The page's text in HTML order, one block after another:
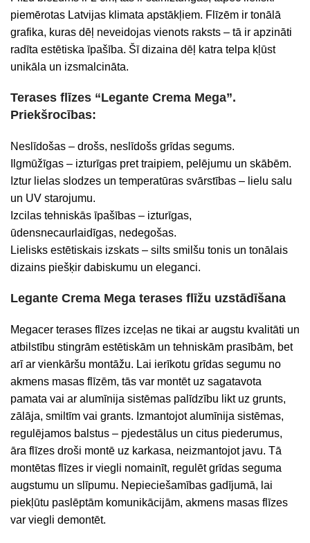
piemērotas Latvijas klimata apstākļiem. Flīzēm ir tonālā
grafika, kuras dēļ neveidojas vienots raksts – tā ir apzināti
radīta estētiska īpašība. Šī dizaina dēļ katra telpa kļūst
unikāla un izsmalcināta.
Terases flīzes “Legante Crema Mega”.
Priekšrocības:
Neslīdošas – drošs, neslīdošs grīdas segums.
Ilgmūžīgas – izturīgas pret traipiem, pelējumu un skābēm.
Iztur lielas slodzes un temperatūras svārstības – lielu salu
un UV starojumu.
Izcilas tehniskās īpašības – izturīgas,
ūdensnecaurlaidīgas, nedegošas.
Lielisks estētiskais izskats – silts smilšu tonis un tonālais
dizains piešķir dabiskumu un eleganci.
Legante Crema Mega terases flīžu uzstādīšana
Megacer terases flīzes izceļas ne tikai ar augstu kvalitāti un
atbilstību stingrām estētiskām un tehniskām prasībām, bet
arī ar vienkāršu montāžu. Lai ierīkotu grīdas segumu no
akmens masas flīzēm, tās var montēt uz sagatavota
pamata vai ar alumīnija sistēmas palīdzību likt uz grunts,
zālāja, smiltīm vai grants. Izmantojot alumīnija sistēmas,
regulējamos balstus – pjedestālus un citus piederumus,
āra flīzes droši montē uz karkasa, neizmantojot javu. Tā
montētas flīzes ir viegli nomainīt, regulēt grīdas seguma
augstumu un slīpumu. Nepieciešamības gadījumā, lai
piekļūtu paslēptām komunikācijām, akmens masas flīzes
var viegli demontēt.